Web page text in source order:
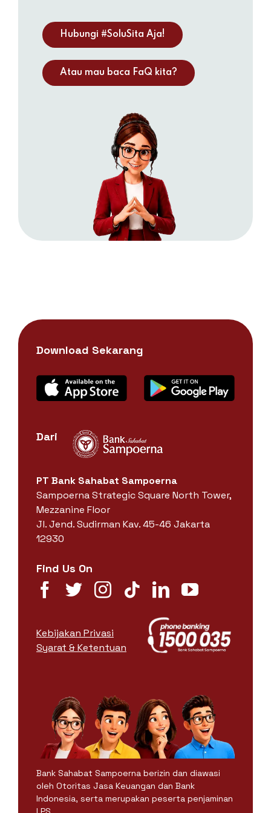
Bayar
Deposito
Transaksi Terjadwal
Transaksi Tanpa Kartu
Hubungi #SoluSita Aja!
Atau mau baca FaQ kita?
Download Sekarang
Dari
PT Bank Sahabat Sampoerna
Sampoerna Strategic Square North Tower,
Mezzanine Floor
Jl. Jend. Sudirman Kav. 45-46 Jakarta
12930
Find Us On
Kebijakan Privasi
Syarat & Ketentuan
Bank Sahabat Sampoerna berizin dan diawasi
oleh Otoritas Jasa Keuangan dan Bank
Indonesia, serta merupakan peserta penjaminan